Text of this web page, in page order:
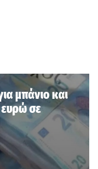
μπάνιο και
σε